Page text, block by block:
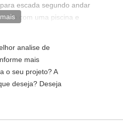
escada segundo andar
de com uma piscina e
analise de
mais
o seu projeto? A
deseja? Deseja